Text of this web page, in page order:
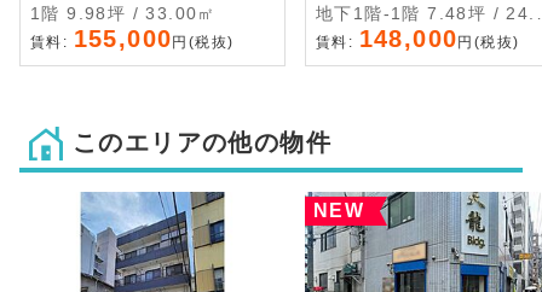
1階 9.98坪 / 33.00㎡
賃料: 155,000 円(税抜)
地下1階-1階 7.48坪 / 24.74
賃料: 148,000 円(税抜)
このエリアの他の物件
NEW